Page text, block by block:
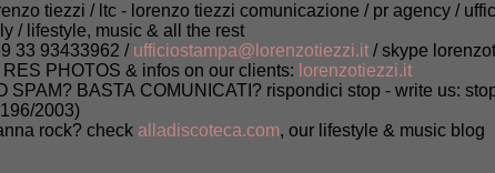
tiezzi / ltc - lorenzo tiezzi comunicazione / pr agency /
/ lifestyle, music & all the rest
33 93433962 / ufficiostampa@lorenzotiezzi.it / skype
RES PHOTOS & infos on our clients: lorenzotiezzi.it
SPAM? BASTA COMUNICATI? rispondici stop - write us:
2003)
rock? check alladiscoteca.com, our lifestyle & music blog